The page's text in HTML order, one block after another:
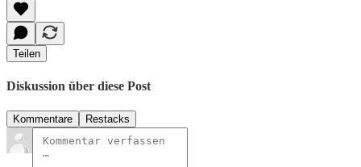
Teilen
Diskussion über diese Post
Kommentare Restacks